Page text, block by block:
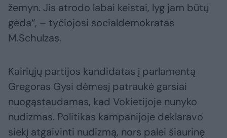
žemyn. Jis atrodo labai keistai, lyg jam būtų
gėda“, – tyčiojosi socialdemokratas
M.Schulzas.
Kairiųjų partijos kandidatas į parlamentą
Gregoras Gysi dėmesį patraukė garsiai
nuogąstaudamas, kad Vokietijoje nunyko
nudizmas. Politikas kampanijoje deklaravo
siekį atgaivinti nudizmą, nors palei šiaurinę